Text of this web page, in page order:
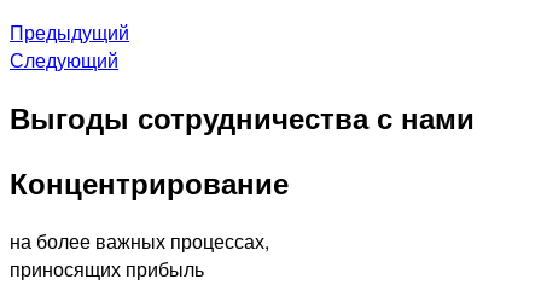
Предыдущий
Следующий
Выгоды сотрудничества с нами
Концентрирование
на более важных процессах,
приносящих прибыль